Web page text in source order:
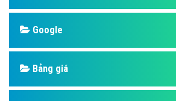
Google
Bảng giá